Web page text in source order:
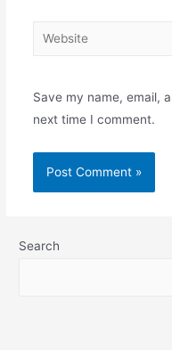
Website
Save my name, email,
next time I comment.
Search